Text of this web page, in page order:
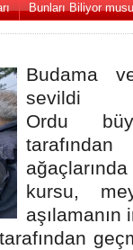
Bunları Biliyor
Budama
sevildi
Ordu
tarafından
kursu,